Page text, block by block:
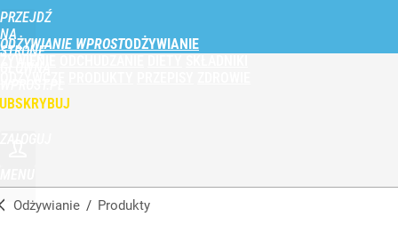
PRZEJDŹ
NA
STRONĘ
ODŻYWIANIE WPROST
Odżywianie / Produkty